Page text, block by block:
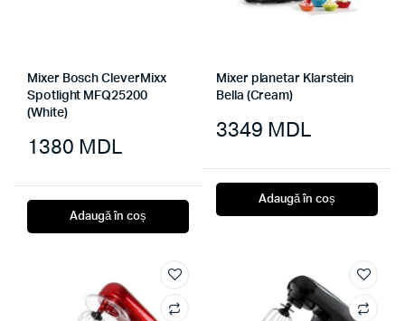
Mixer Bosch CleverMixx
Spotlight MFQ25200
(White)
1380 MDL
Adaugă în coș
Mixer planetar Klarstein
Bella (Cream)
3349 MDL
Adaugă în coș